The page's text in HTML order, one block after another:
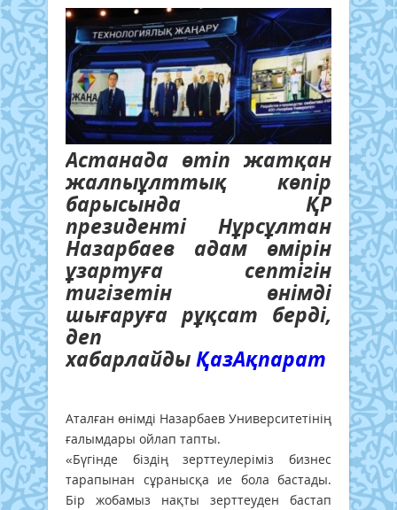
Астанада өтіп жатқан
жалпыұлттық көпір
барысында ҚР
президенті Нұрсұлтан
Назарбаев адам өмірін
ұзартуға септігін
тигізетін өнімді
шығаруға рұқсат берді,
деп
хабарлайдыҚазАқпарат
Аталған өнімді Назарбаев Университетінің
ғалымдары ойлап тапты.
«Бүгінде біздің зерттеулеріміз бизнес
тарапынан сұранысқа ие бола бастады.
Бір жобамыз нақты зерттеуден бастап